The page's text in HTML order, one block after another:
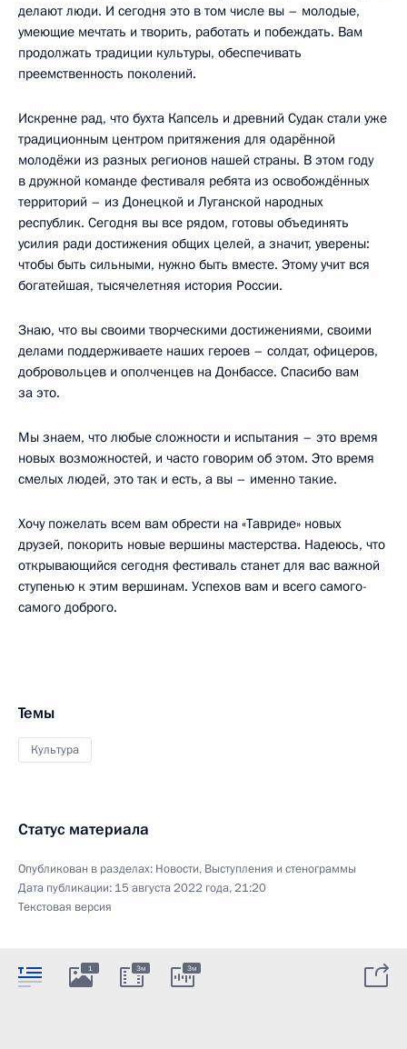
делают люди. И сегодня это в том числе вы – молодые,
умеющие мечтать и творить, работать и побеждать. Вам
продолжать традиции культуры, обеспечивать
преемственность поколений.
Искренне рад, что бухта Капсель и древний Судак стали уже
традиционным центром притяжения для одарённой
молодёжи из разных регионов нашей страны. В этом году
в дружной команде фестиваля ребята из освобождённых
территорий – из Донецкой и Луганской народных
республик. Сегодня вы все рядом, готовы объединять
усилия ради достижения общих целей, а значит, уверены:
чтобы быть сильными, нужно быть вместе. Этому учит вся
богатейшая, тысячелетняя история России.
Знаю, что вы своими творческими достижениями, своими
делами поддерживаете наших героев – солдат, офицеров,
добровольцев и ополченцев на Донбассе. Спасибо вам
за это.
Мы знаем, что любые сложности и испытания – это время
новых возможностей, и часто говорим об этом. Это время
смелых людей, это так и есть, а вы – именно такие.
Хочу пожелать всем вам обрести на «Тавриде» новых
друзей, покорить новые вершины мастерства. Надеюсь, что
открывающийся сегодня фестиваль станет для вас важной
ступенью к этим вершинам. Успехов вам и всего самого-
самого доброго.
Темы
Культура
Статус материала
Опубликован в разделах: Новости, Выступления и стенограммы
Дата публикации: 15 августа 2022 года, 21:20
Текстовая версия
1 3м 3м